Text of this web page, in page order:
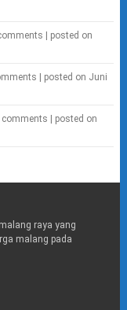
posted on
posted on Juni
comments | posted on
raya yang
malang pada